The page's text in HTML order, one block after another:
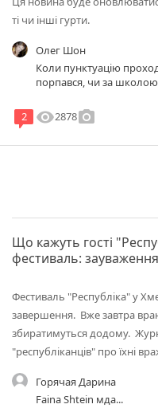
ті чи інші гурти.
Олег Шон
Коли пунктуацію
порпався, чи за
2 visibility2878photo_camera
Що кажуть гості
фестиваль:
Фестиваль "Республіка" у
завершення. Вже завтра
збиратимуться додому.
"республіканців" про їхні
Горячая Дарина
Faina Shtein мда...